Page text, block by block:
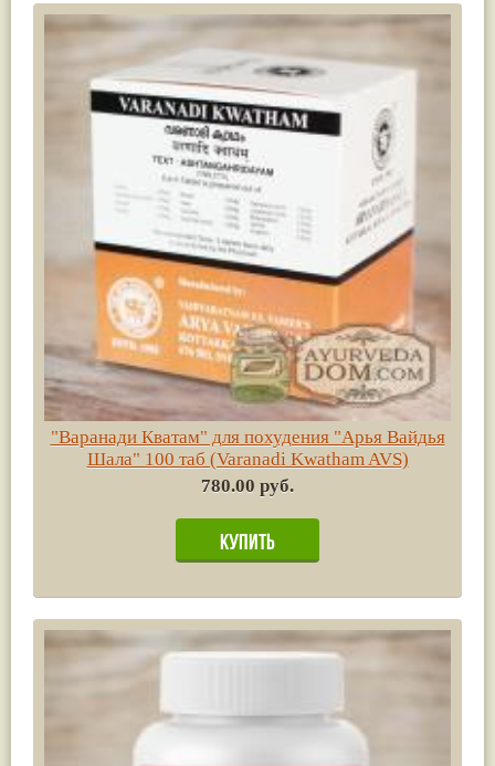
"Варанади Кватам" для похудения "Арья Вайдья
Шала" 100 таб (Varanadi Kwatham AVS)
780.00 руб.